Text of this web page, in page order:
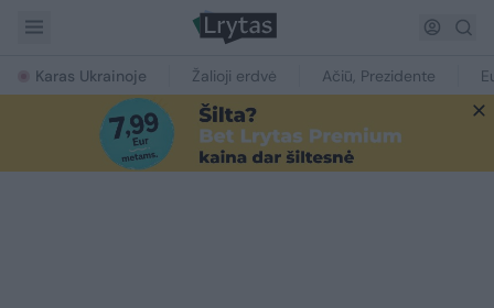
Karas Ukrainoje Žalioji erdvė Ačiū, Prezidente